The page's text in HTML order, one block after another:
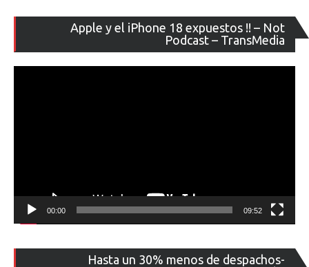
Apple y el iPhone 18 expuestos !! – Not
Podcast – TransMedia
de
00:00 09:52
Hasta un 30% menos de despachos-